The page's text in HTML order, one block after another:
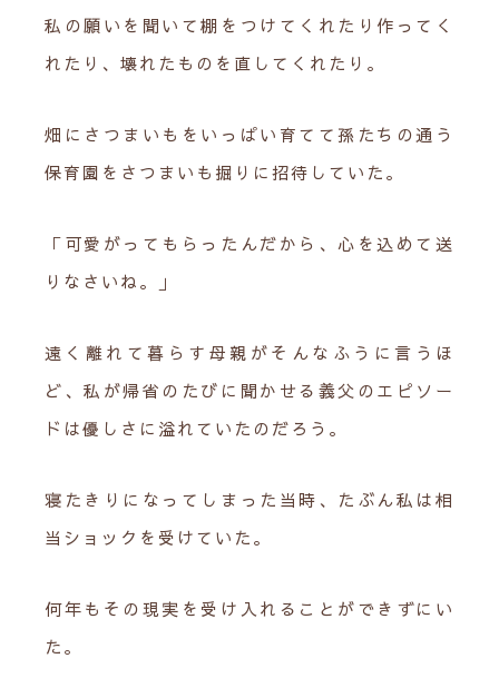
私の願いを聞いて棚をつけてくれたり作ってく
れたり、壊れたものを直してくれたり。
畑にさつまいもをいっぱい育てて孫たちの通う
保育園をさつまいも掘りに招待していた。
「可愛がってもらったんだから、心を込めて送
りなさいね。」
遠く離れて暮らす母親がそんなふうに言うほ
ど、私が帰省のたびに聞かせる義父のエピソー
ドは優しさに溢れていたのだろう。
寝たきりになってしまった当時、たぶん私は相
当ショックを受けていた。
何年もその現実を受け入れることができずにい
た。